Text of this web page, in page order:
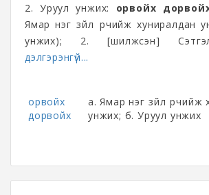
2. Уруул унжих: орвойх
Ямар нэг зүйл үрчийж хуниралдан
унжих); 2. [шилжсэн]
дэлгэрэнгүй...
орвойх
дорвойх
а. Ямар нэг зүйл үрчийж
унжих; б. Уруул унжих